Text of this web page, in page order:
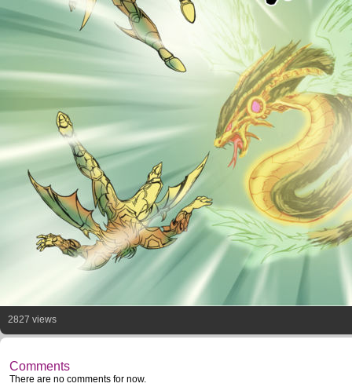
STORM
2827 views
Comments
There are no comments for now.